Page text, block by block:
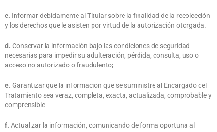
c. Informar debidamente al Titular sobre la finalidad de la recolección
y los derechos que le asisten por virtud de la autorización otorgada.
d. Conservar la información bajo las condiciones de seguridad
necesarias para impedir su adulteración, pérdida, consulta, uso o
acceso no autorizado o fraudulento;
e. Garantizar que la información que se suministre al Encargado del
Tratamiento sea veraz, completa, exacta, actualizada, comprobable y
comprensible.
f. Actualizar la información, comunicando de forma oportuna al